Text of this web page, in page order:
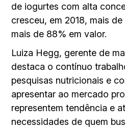
de iogurtes com alta
cresceu, em 2018, mais
mais de 88% em valor.
Luiza Hegg, gerente de
destaca o contínuo
pesquisas nutricionais e
apresentar ao mercado
representem tendência e
necessidades de quem